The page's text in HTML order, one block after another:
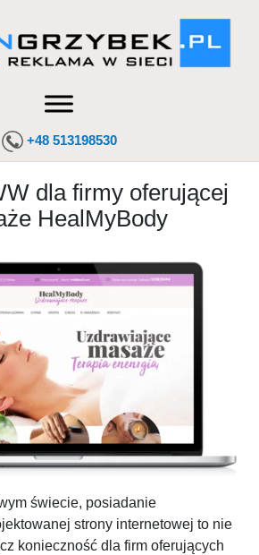
+48 513198530
dla firmy oferującej
HealMyBody
świecie, posiadanie
strony internetowej to nie
konieczność dla firm oferujących